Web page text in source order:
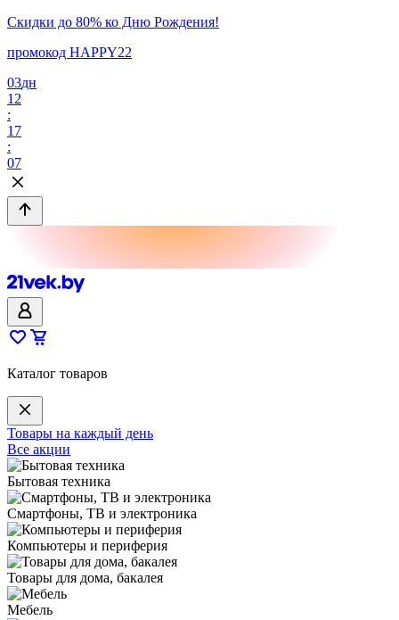
Скидки до 80% ко Дню Рождения!
промокод HAPPY22
03дн
12
:
17
:
07
Каталог товаров
Товары на каждый день
Все акции
Бытовая техника
Смартфоны, ТВ и электроника
Компьютеры и периферия
Товары для дома, бакалея
Мебель